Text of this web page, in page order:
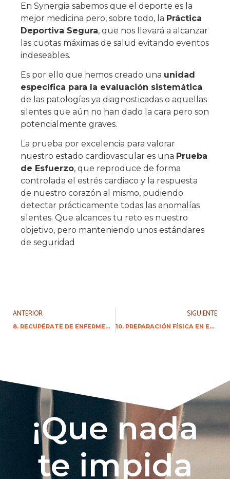
En Synergia sabemos que el deporte es la
mejor medicina pero, sobre todo, la Práctica
Deportiva Segura, que nos llevará a alcanzar
las cuotas máximas de salud evitando eventos
indeseables.
Es por ello que hemos creado una unidad
específica para la evaluación sistemática
de las patologías ya diagnosticadas o aquellas
silentes que aún no han dado la cara pero son
potencialmente graves.
La prueba por excelencia para valorar
nuestro estado cardiovascular es una Prueba
de Esfuerzo, que reproduce de forma
controlada el estrés cardiaco y la respuesta
de nuestro corazón al mismo, pudiendo
detectar prácticamente todas las anomalías
silentes. Que alcances tu reto es nuestro
objetivo, pero manteniendo unos estándares
de seguridad
ANTERIOR
8. RECUPÉRATE DE ENFERMEDADES MÉDICAS CON EJERCICIO
SIGUIENTE
10. PREPARACIÓN FÍSICA EN EMBARAZO Y POST-PARTO
¡Que nada
te impida